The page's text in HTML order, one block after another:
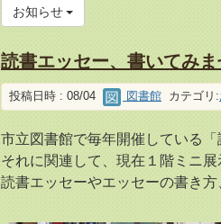
お知らせ
読書エッセー、書いてみ
投稿日時 : 08/04 図書館 カテゴリ:
市立図書館で毎年開催している
それに関連して、現在１階ミニ
読書エッセーやエッセーの書き